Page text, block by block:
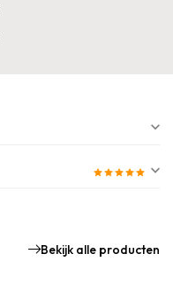
Bekijk alle producten